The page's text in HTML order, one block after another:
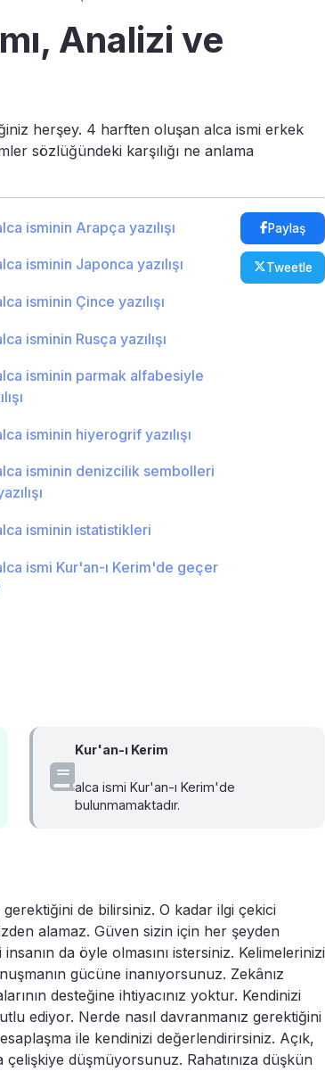
Analizi ve
herşey. 4 harften oluşan alca ismi erkek
sözlüğündeki karşılığı ne anlama
isminin Arapça yazılışı
isminin Japonca yazılışı
isminin Çince yazılışı
isminin Rusça yazılışı
isminin parmak alfabesiyle
isminin hiyerogrif yazılışı
isminin denizcilik sembolleri
isminin istatistikleri
ismi Kur'an-ı Kerim'de geçer
Paylaş
Tweetle
Kur'an-ı Kerim
alca ismi Kur'an-ı Kerim'de
bulunmamaktadır.
de bilirsiniz. O kadar ilgi çekici
alamaz. Güven sizin için her şeyden
da öyle olmasını istersiniz. Kelimelerinizi
gücüne inanıyorsunuz. Zekânız
desteğine ihtiyacınız yoktur. Kendinizi
ediyor. Nerde nasıl davranmanız gerektiğini
ile kendinizi değerlendirirsiniz. Açık,
düşmüyorsunuz. Rahatınıza düşkün